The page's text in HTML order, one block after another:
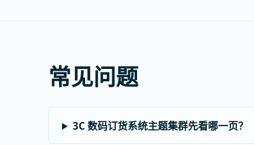
常见问题
3C 数码订货系统主题集群先看哪一页？